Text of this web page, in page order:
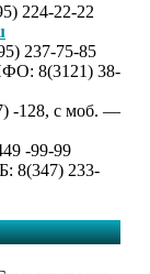
224-22-22
237-75-85
8(3121) 38-
-128, с моб. —
-99-99
8(347) 233-